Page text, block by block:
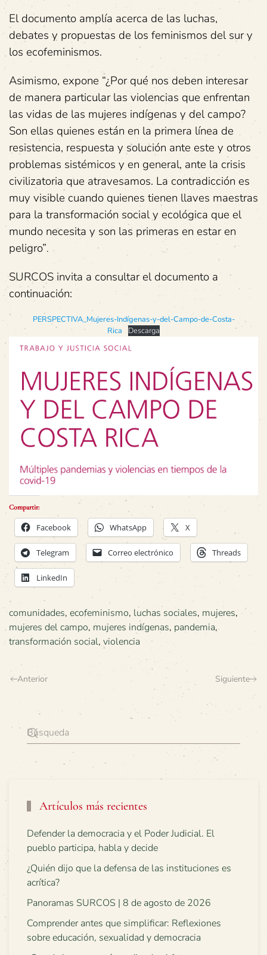
El documento amplía acerca de las luchas,
debates y propuestas de los feminismos del sur y
los ecofeminismos.
Asimismo, expone “¿Por qué nos deben interesar
de manera particular las violencias que enfrentan
las vidas de las mujeres indígenas y del campo?
Son ellas quienes están en la primera línea de
resistencia, respuesta y solución ante este y otros
problemas sistémicos y en general, ante la crisis
civilizatoria que atravesamos. La contradicción es
muy visible cuando quienes tienen llaves maestras
para la transformación social y ecológica que el
mundo necesita y son las primeras en estar en
peligro”.
SURCOS invita a consultar el documento a
continuación:
PERSPECTIVA_Mujeres-Indígenas-y-del-Campo-de-Costa-
Rica
Descarga
Compartir:
Facebook WhatsApp X
Telegram Correo electrónico Threads
LinkedIn
comunidades, ecofeminismo, luchas sociales, mujeres,
mujeres del campo, mujeres indígenas, pandemia,
transformación social, violencia
Anterior Siguiente
Artículos más recientes
Defender la democracia y el Poder Judicial. El
pueblo participa, habla y decide
¿Quién dijo que la defensa de las instituciones es
acrítica?
Panoramas SURCOS | 8 de agosto de 2026
Comprender antes que simplificar: Reflexiones
sobre educación, sexualidad y democracia